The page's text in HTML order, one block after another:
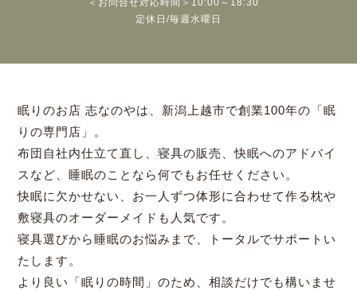
＜お問合せ対応時間＞10:00～18:30
定休日/毎週水曜日
眠りのお店 志なのやは、新潟上越市で創業100年の「眠
りの専門店」。
布団自社内仕立て直し、寝具の販売、快眠へのアドバイ
スなど、睡眠のことなら何でもお任せください。
快眠に欠かせない、お一人ずつ体形に合わせて作る枕や
敷寝具のオーダーメイドも人気です。
寝具選びから睡眠のお悩みまで、トータルでサポートい
たします。
より良い「眠りの時間」のため、相談だけでも構いませ